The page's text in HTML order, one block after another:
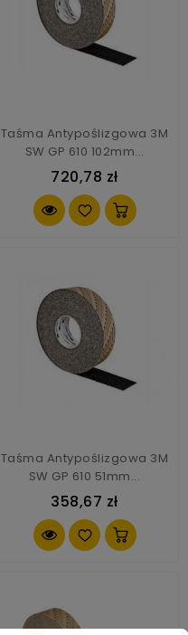
Taśma Antypoślizgowa 3M
SW GP 610 102mm...
720,78 zł
Taśma Antypoślizgowa 3M
SW GP 610 51mm...
358,67 zł